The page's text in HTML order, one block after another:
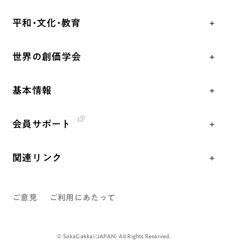
祈り
聖典
釈尊～法華経
創価学会の三代会長
第2代会長・戸田城聖先生
座談会
仏法を語る
年間の活動について
彼岸
平和・文化・教育
「人権文化」「ジェンダー平等」を促進
人道支援
展示活動
世界の創価学会
基本情報
創価学会 社会憲章
沿革
入会について
会員サポート
関連リンク
墓地公園・納骨堂
聖教ブックストア
ご意見 ご利用にあたって
©️ SokaGakkai（JAPAN） All Rights Reserved.